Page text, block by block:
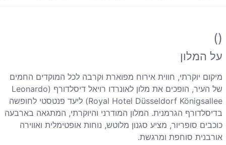
()
על המלון
מיקום יוקרתי, חווית אירוח מפוארת וקרבה לכל המוקדים החמים
של העיר, הופכים את מלון לאונרדו רויאל דיסלדורף (Leonardo
Royal Hotel Düsseldorf Königsallee) ליעד פנטסטי לחופשה
בדיסלדורף הגרמנית. המלון המודרני והיוקרתי, המתגאה בארבעה
כוכבים סופריור, מציע סגנון מלוטש, נוחות אופטימלית ואווירה
אורבנית סוחפת ומרגשת.